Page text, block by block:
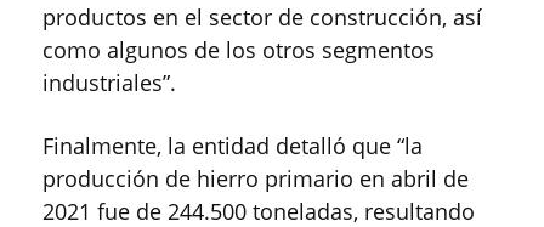
productos en el sector de construcción, así
como algunos de los otros segmentos
industriales”.
Finalmente, la entidad detalló que “la
producción de hierro primario en abril de
2021 fue de 244.500 toneladas, resultando